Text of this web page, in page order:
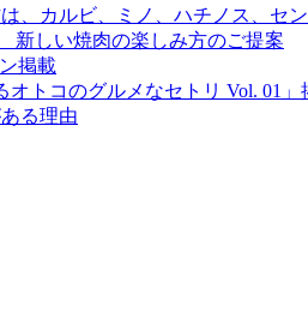
、カルビ、ミノ、ハチノス、セ
新しい焼肉の楽しみ方のご提案
掲載
オトコのグルメなセトリ Vol. 01」
る理由